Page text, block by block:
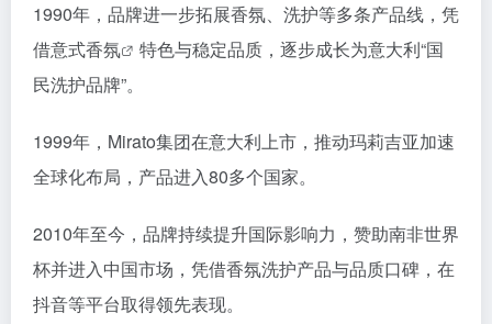
1990年，品牌进一步拓展香氛、洗护等多条产品线，凭
借意式香氛
特色与稳定品质，逐步成长为意大利“国
民洗护品牌”。
1999年，Mirato集团在意大利上市，推动玛莉吉亚加速
全球化布局，产品进入80多个国家。
2010年至今，品牌持续提升国际影响力，赞助南非世界
杯并进入中国市场，凭借香氛洗护产品与品质口碑，在
抖音等平台取得领先表现。